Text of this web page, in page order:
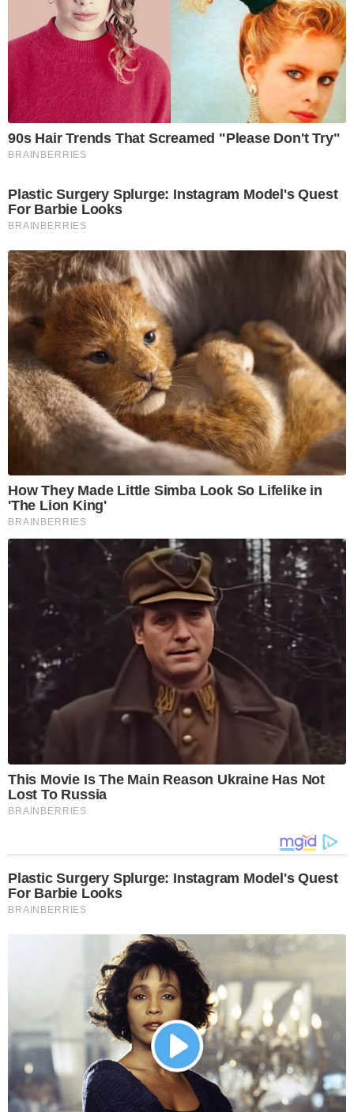
90s Hair Trends That Screamed "Please Don't Try"
BRAINBERRIES
Plastic Surgery Splurge: Instagram Model's Quest
For Barbie Looks
BRAINBERRIES
How They Made Little Simba Look So Lifelike in
'The Lion King'
BRAINBERRIES
This Movie Is The Main Reason Ukraine Has Not
Lost To Russia
BRAINBERRIES
Plastic Surgery Splurge: Instagram Model's Quest
For Barbie Looks
BRAINBERRIES